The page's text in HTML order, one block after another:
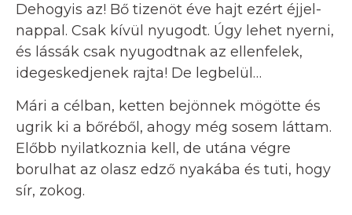
Dehogyis az! Bő tizenöt éve hajt ezért éjjel-
nappal. Csak kívül nyugodt. Úgy lehet nyerni,
és lássák csak nyugodtnak az ellenfelek,
idegeskedjenek rajta! De legbelül…
Mári a célban, ketten bejönnek mögötte és
ugrik ki a bőréből, ahogy még sosem láttam.
Előbb nyilatkoznia kell, de utána végre
borulhat az olasz edző nyakába és tuti, hogy
sír, zokog.